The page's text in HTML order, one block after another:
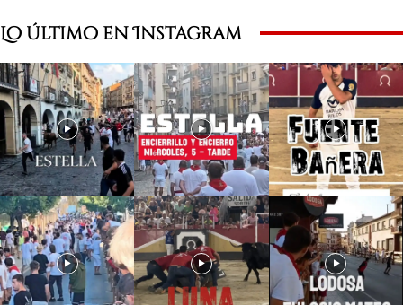
Lo último en Instagram